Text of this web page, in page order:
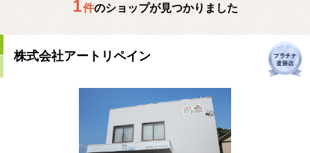
1件のショップが見つかりました
株式会社アートリペイン